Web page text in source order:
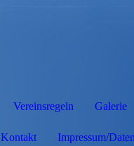
Vereinsregeln Galerie
Kontakt Impressum/